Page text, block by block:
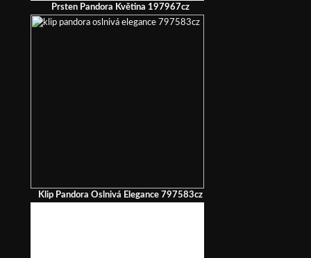
Prsten Pandora Květina 197967cz
Klip Pandora Oslnivá Elegance 797583cz